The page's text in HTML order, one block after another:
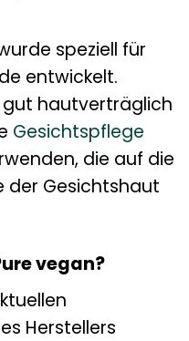
speziell für
entwickelt.
gut hautverträglich
Gesichtspflege
die auf die
der Gesichtshaut
vegan?
Herstellers